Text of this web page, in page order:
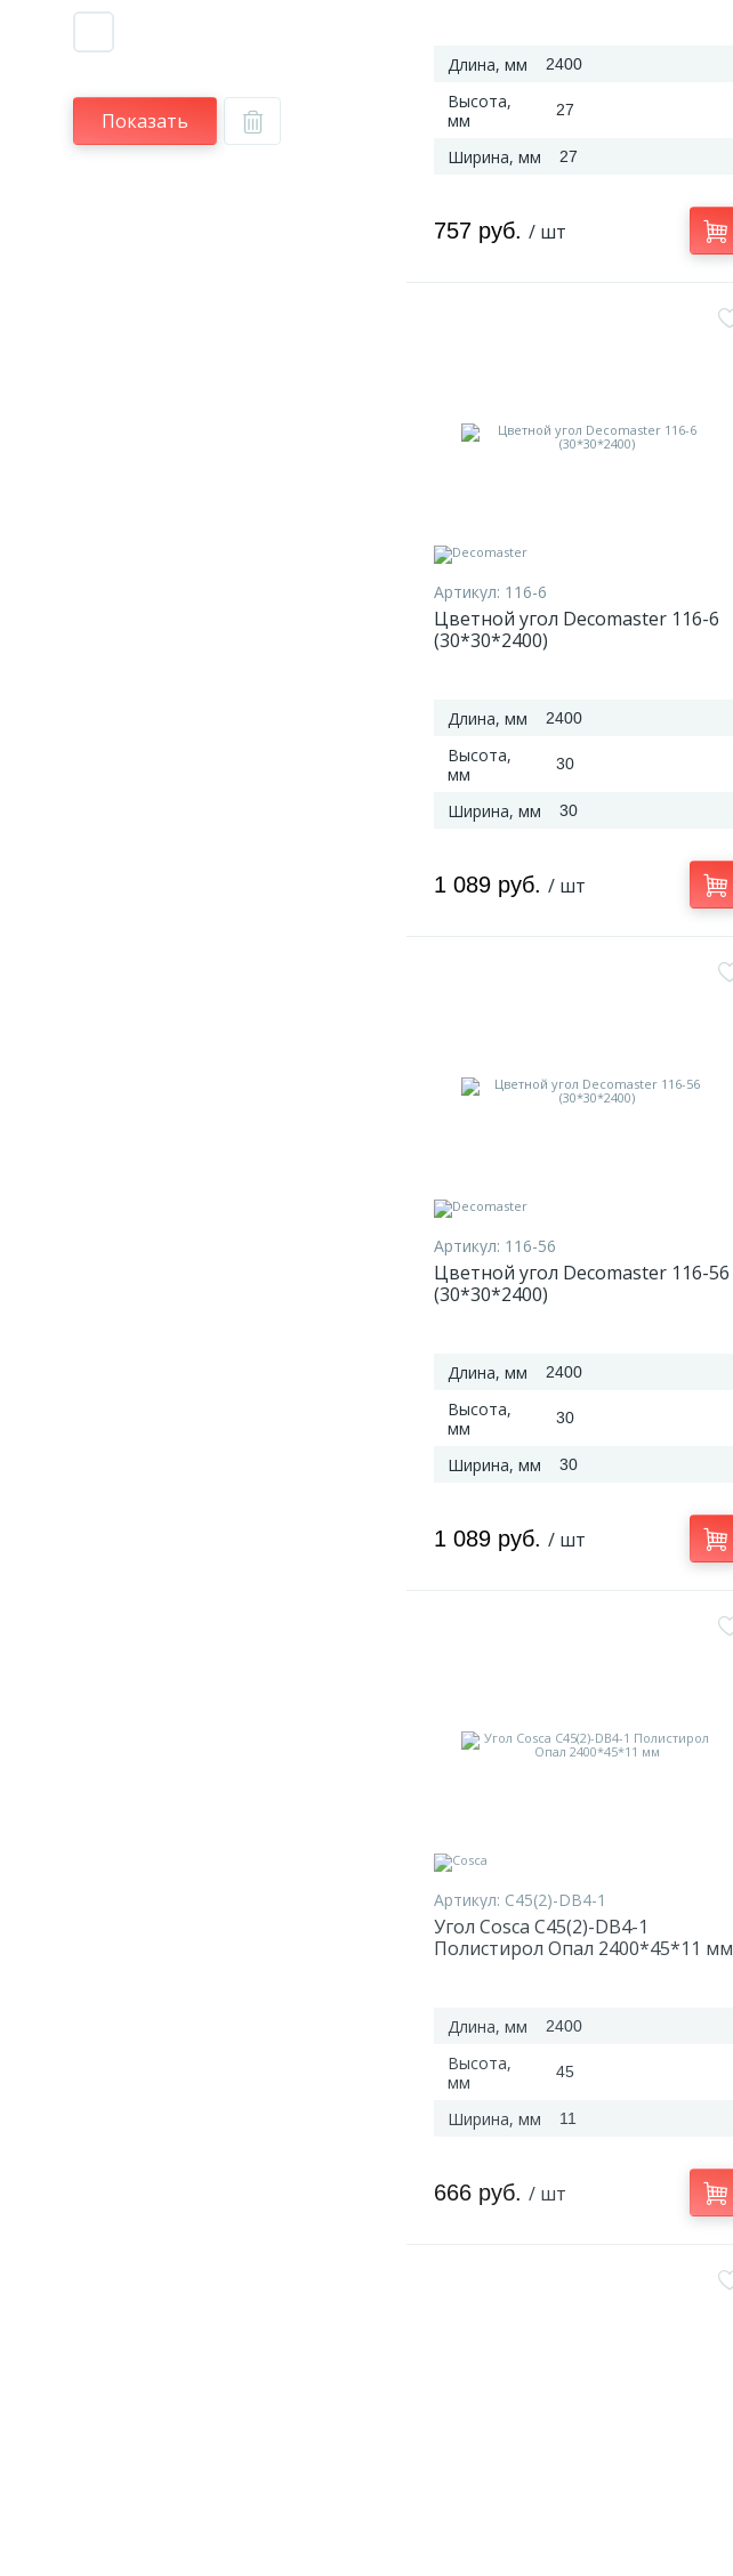
Показать
Длина, мм 2400
Высота,
мм
27
Ширина, мм 27
757 руб. / шт
Артикул: 116-6
Цветной угол Decomaster 116-6
(30*30*2400)
Длина, мм 2400
Высота,
мм
30
Ширина, мм 30
1 089 руб. / шт
Артикул: 116-56
Цветной угол Decomaster 116-56
(30*30*2400)
Длина, мм 2400
Высота,
мм
30
Ширина, мм 30
1 089 руб. / шт
Артикул: C45(2)-DB4-1
Угол Cosca C45(2)-DB4-1
Полистирол Опал 2400*45*11 мм
Длина, мм 2400
Высота,
мм
45
Ширина, мм 11
666 руб. / шт